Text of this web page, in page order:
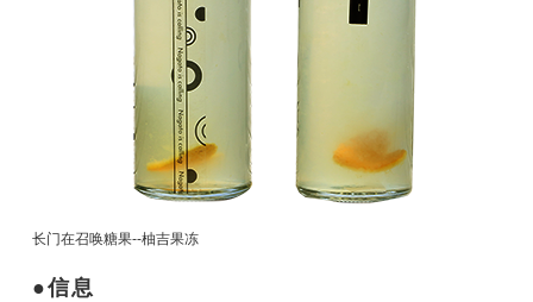
长门在召唤糖果--柚吉果冻
信息